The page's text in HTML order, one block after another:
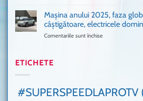
nevoie
de
umărul
cu
mai
mare
911
GT3,
cea
pe
Nurburgring
Mașina anului 2025, faza
câștigătoare, electricele
Comentariile sunt închise
EV3
ETICHETE
#SUPERSPEEDLAPROTV